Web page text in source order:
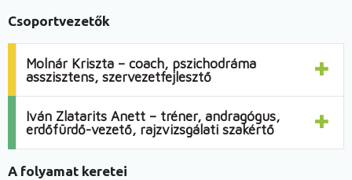
Csoportvezetők
Molnár Kriszta – coach, pszichodráma
asszisztens, szervezetfejlesztő
Iván Zlatarits Anett – tréner, andragógus,
erdőfürdő-vezető, rajzvizsgálati szakértő
A folyamat keretei